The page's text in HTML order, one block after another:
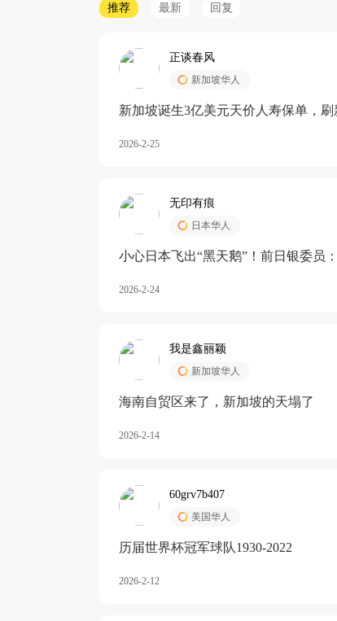
推荐 最新 回复
正谈春风
新加坡华人
新加坡诞生3亿美元天价人寿保单，
2026-2-25
无印有痕
日本华人
小心日本飞出“黑天鹅”！前日银委员
2026-2-24
我是鑫丽颖
新加坡华人
海南自贸区来了，新加坡的天塌了
2026-2-14
60grv7b407
美国华人
历届世界杯冠军球队1930-2022
2026-2-12